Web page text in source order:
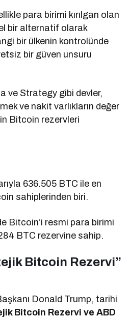
para birimi kırılgan olan
bir alternatif olarak
bir ülkenin kontrolünde
bir güven unsuru
ve Strategy gibi devler,
ve nakit varlıkların değer
Bitcoin rezervleri
636.505 BTC ile en
sahiplerinden biri.
Bitcoin’i resmi para birimi
BTC rezervine sahip.
Bitcoin Rezervi”
Donald Trump, tarihi
Bitcoin Rezervi ve ABD